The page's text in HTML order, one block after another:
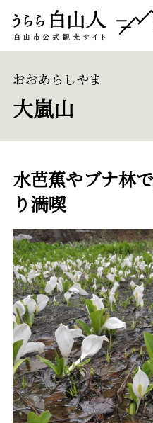
大嵐山
おおあらしやま
水芭蕉やブナ林
り満喫